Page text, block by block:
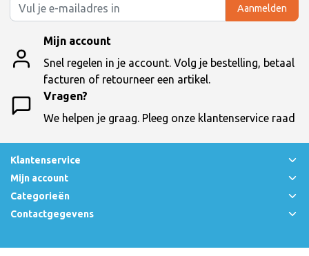
Aanmelden
Mijn account
Snel regelen in je account. Volg je bestelling, betaal
facturen of retourneer een artikel.
Vragen?
We helpen je graag. Pleeg onze klantenservice raad
Klantenservice
Mijn account
Categorieën
Contactgegevens